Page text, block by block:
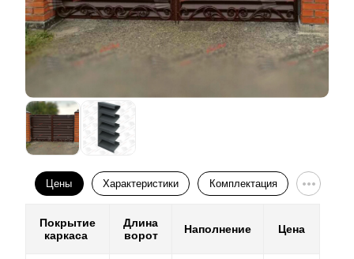
Цены Характеристики Комплектация
Покрытие
каркаса
Длина
ворот
Наполнение Цена